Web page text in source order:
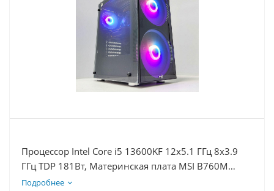
Процессор Intel Core i5 13600KF 12x5.1 ГГц 8x3.9
ГГц TDP 181Вт, Материнская плата MSI B760M
BOMBER WIFI D5, Видеокарта RTX 4080S 16Гб,
Подробнее